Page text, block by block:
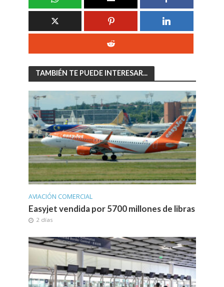
TAMBIÉN TE PUEDE INTERESAR...
AVIACIÓN COMERCIAL
Easyjet vendida por 5700 millones de libras
2 días